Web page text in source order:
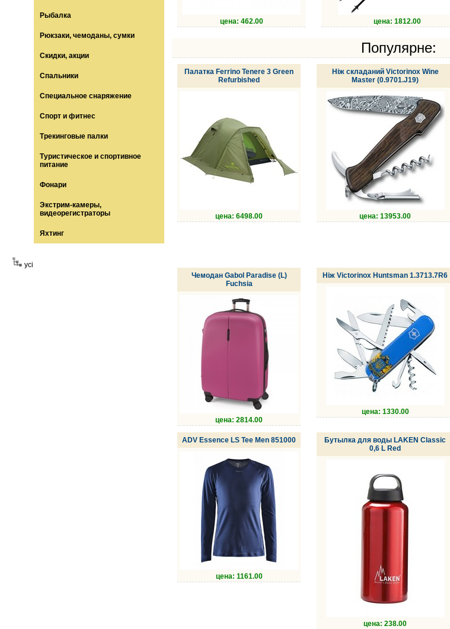
Рыбалка
Рюкзаки, чемоданы, сумки
Скидки, акции
Спальники
Специальное снаряжение
Спорт и фитнес
Трекинговые палки
Туристическое и спортивное
питание
Фонари
Экстрим-камеры,
видеорегистраторы
Яхтинг
усі
цена: 462.00 цена: 1812.00
Популярне:
Палатка Ferrino Tenere 3 Green
Refurbished
цена: 6498.00
Ніж складаний Victorinox Wine
Master (0.9701.J19)
цена: 13953.00
Чемодан Gabol Paradise (L)
Fuchsia
цена: 2814.00
Ніж Victorinox Huntsman 1.3713.7R6
цена: 1330.00
ADV Essence LS Tee Men 851000
цена: 1161.00
Бутылка для воды LAKEN Classic
0,6 L Red
цена: 238.00